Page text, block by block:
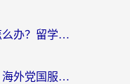
在比利时打不开和平精英怎么办？留学生亲测有效的国服游戏加速方案
在欧洲可以打非人学园吗？海外党国服游戏不卡顿的终极指南